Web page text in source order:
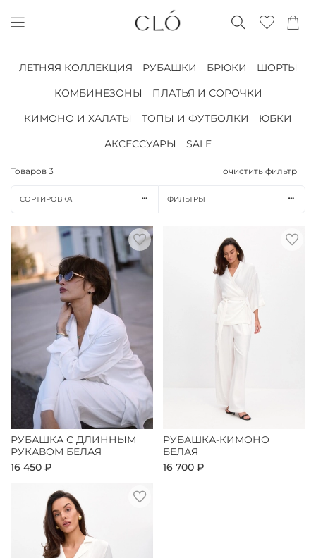
ЛЕТНЯЯ КОЛЛЕКЦИЯ РУБАШКИ БРЮКИ
ШОРТЫ
КОМБИНЕЗОНЫ
ПЛАТЬЯ И СОРОЧКИ
КИМОНО И ХАЛАТЫ
ТОПЫ И ФУТБОЛКИ
ЮБКИ
АКСЕССУАРЫ
SALE
Товаров 3 очистить фильтр
СОРТИРОВКА ФИЛЬТРЫ
РУБАШКА С ДЛИННЫМ
РУКАВОМ БЕЛАЯ
16 450 ₽
РУБАШКА-КИМОНО
БЕЛАЯ
16 700 ₽